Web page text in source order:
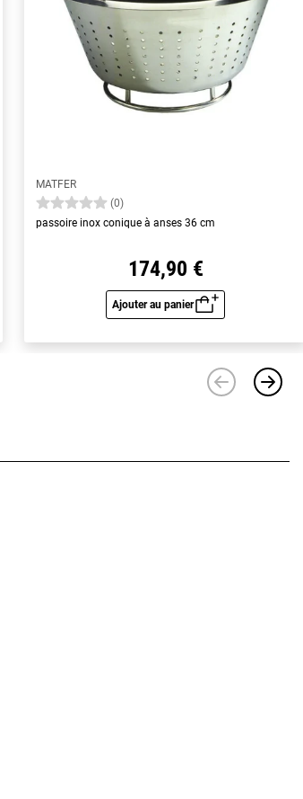
MATFER
(0)
passoire inox conique à anses 36 cm
174,90 €
Ajouter au panier
Aperçu rapide